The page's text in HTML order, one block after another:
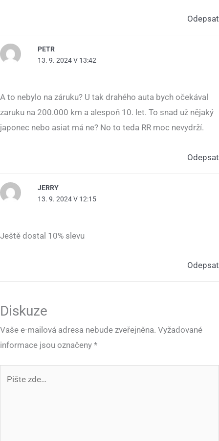
Odepsat
PETR
13. 9. 2024 V 13:42
A to nebylo na záruku? U tak drahého auta bych očekával
zaruku na 200.000 km a alespoň 10. let. To snad už nějaký
japonec nebo asiat má ne? No to teda RR moc nevydrží.
Odepsat
JERRY
13. 9. 2024 V 12:15
Ještě dostal 10% slevu
Odepsat
Diskuze
Vaše e-mailová adresa nebude zveřejněna. Vyžadované
informace jsou označeny *